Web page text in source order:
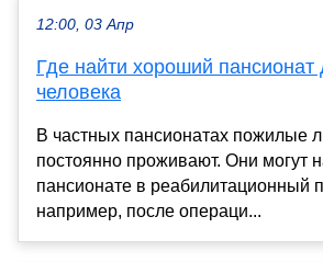
12:00, 03 Апр
Где найти хороший
человека
В частных пансионатах пожилые
постоянно проживают. Они могут
пансионате в реабилитационный
например, после операци...